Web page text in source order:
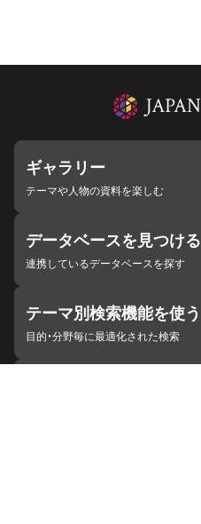
ギャラリー
テーマや人物の資料を楽しむ
データベースを見つける
連携しているデータベースを探す
テーマ別検索機能を使う
目的・分野毎に最適化された検索